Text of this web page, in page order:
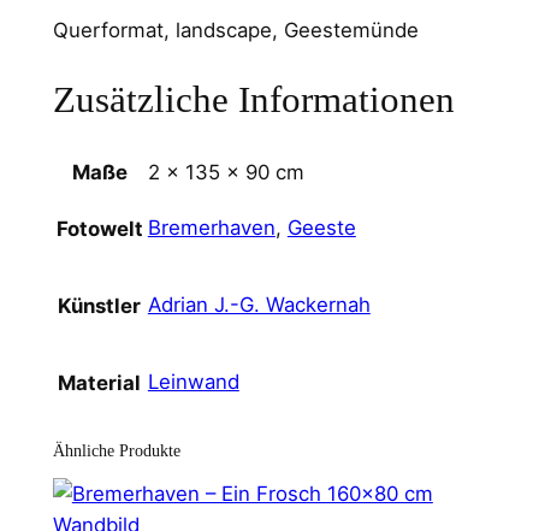
Querformat, landscape, Geestemünde
Zusätzliche Informationen
Maße 2 × 135 × 90 cm
Fotowelt Bremerhaven, Geeste
Künstler Adrian J.-G. Wackernah
Material Leinwand
Ähnliche Produkte